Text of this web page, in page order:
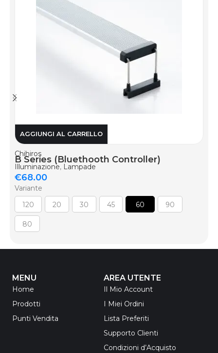
AGGIUNGI AL CARRELLO
Chihiros
B Series (Bluethooth Controller)
Illuminazione, Lampade
€68.00
Variante
120
20 30 45 60 90
80
MENU
Home
Prodotti
Punti Vendita
AREA UTENTE
Il Mio Account
I Miei Ordini
Lista Preferiti
Supporto Clienti
Condizioni d’Acquisto